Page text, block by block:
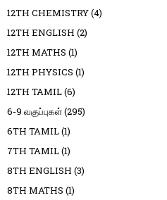
12TH CHEMISTRY(4)
12TH ENGLISH (2)
12TH MATHS (1)
12TH PHYSICS (1)
12TH TAMIL(6)
6-9 வகுப்புகள்(295)
6TH TAMIL(1)
7TH TAMIL(1)
8TH ENGLISH (3)
8TH MATHS (1)